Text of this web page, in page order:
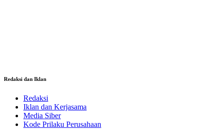
Redaksi dan Iklan
Redaksi
Iklan dan Kerjasama
Media Siber
Kode Prilaku Perusahaan